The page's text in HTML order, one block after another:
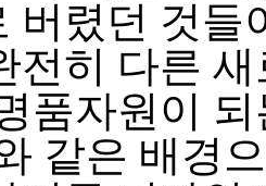
버렸던 것들
전히 다른
품자원이
같은 배경